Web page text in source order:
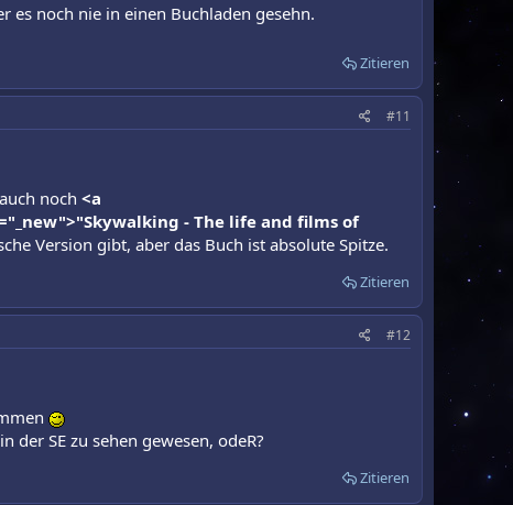
es noch nie in einen Buchladen gesehn.
Zitieren
#11
noch <a
- The life and films of
Version gibt, aber das Buch ist absolute Spitze.
Zitieren
#12
SE zu sehen gewesen, odeR?
Zitieren